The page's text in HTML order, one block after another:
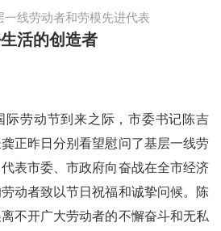
线劳动者和劳模先进代表
活的创造者
劳动节到来之际，市委书记陈吉
正昨日分别看望慰问了基层一线劳
表市委、市政府向奋战在全市经济
动者致以节日祝福和诚挚问候。陈
不开广大劳动者的不懈奋斗和无私